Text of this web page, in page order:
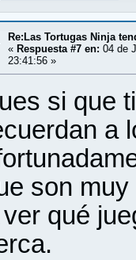
Re:Las Tortugas Ninja
« Respuesta #7 en: 04 de
23:41:56 »
si que
a
son muy
qué